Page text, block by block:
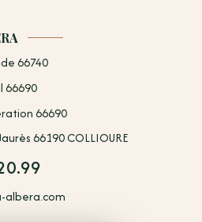
66740
66690
66690
66190 COLLIOURE